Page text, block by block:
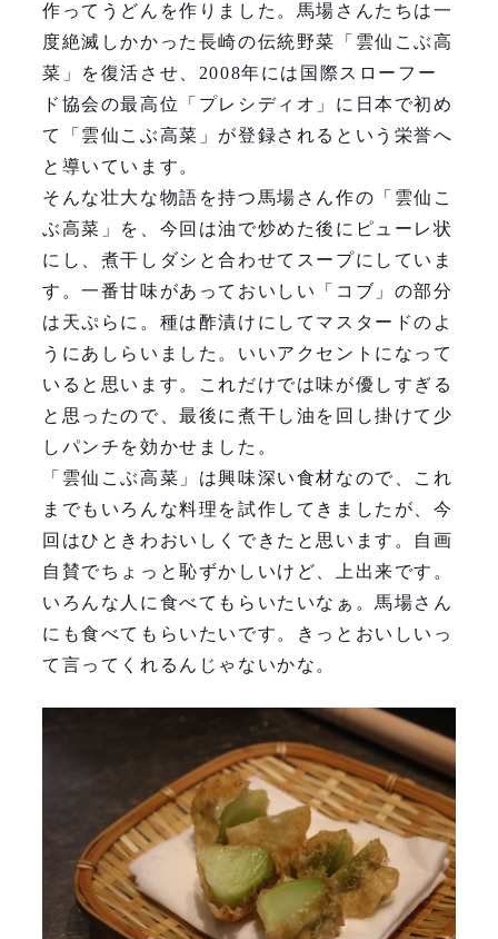
作ってうどんを作りました。馬場さんたちは一
度絶滅しかかった長崎の伝統野菜「雲仙こぶ高
菜」を復活させ、2008年には国際スローフー
ド協会の最高位「プレシディオ」に日本で初め
て「雲仙こぶ高菜」が登録されるという栄誉へ
と導いています。
そんな壮大な物語を持つ馬場さん作の「雲仙こ
ぶ高菜」を、今回は油で炒めた後にピューレ状
にし、煮干しダシと合わせてスープにしていま
す。一番甘味があっておいしい「コブ」の部分
は天ぷらに。種は酢漬けにしてマスタードのよ
うにあしらいました。いいアクセントになって
いると思います。これだけでは味が優しすぎる
と思ったので、最後に煮干し油を回し掛けて少
しパンチを効かせました。
「雲仙こぶ高菜」は興味深い食材なので、これ
までもいろんな料理を試作してきましたが、今
回はひときわおいしくできたと思います。自画
自賛でちょっと恥ずかしいけど、上出来です。
いろんな人に食べてもらいたいなぁ。馬場さん
にも食べてもらいたいです。きっとおいしいっ
て言ってくれるんじゃないかな。